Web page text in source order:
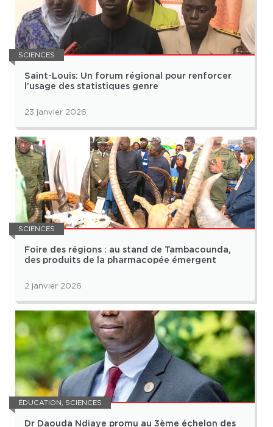
SCIENCES
Saint-Louis: Un forum régional pour renforcer
l’usage des statistiques genre
23 janvier 2026
SCIENCES
Foire des régions : au stand de Tambacounda,
des produits de la pharmacopée émergent
2 janvier 2026
ÉDUCATION, SCIENCES
Dr Daouda Ndiaye promu au 3ème échelon des